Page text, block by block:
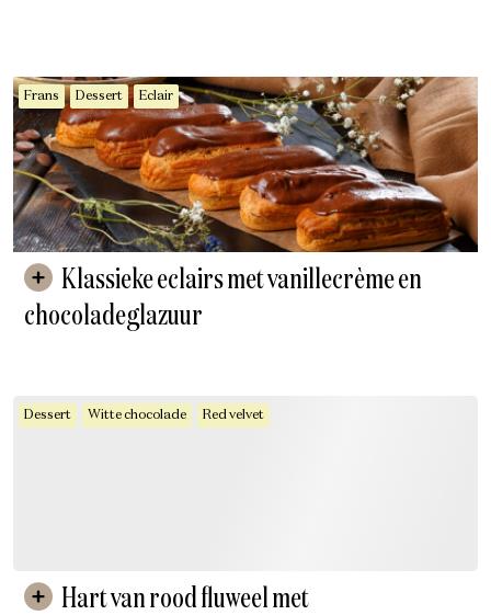
Frans Dessert Eclair
chocoladeglazuur
Dessert Witte chocolade Red velvet